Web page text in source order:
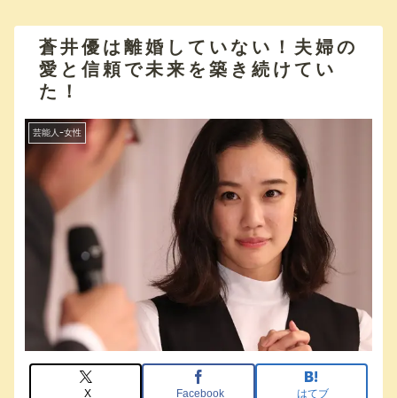
蒼井優は離婚していない！夫婦の
愛と信頼で未来を築き続けてい
た！
芸能人ｰ女性
X Facebook はてブ